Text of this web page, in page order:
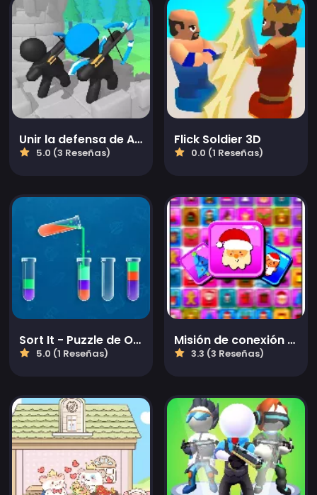
Unir la defensa de Archer
5.0 (3 Reseñas)
Flick Soldier 3D
0.0 (1 Reseñas)
Sort It - Puzzle de Ordenar Agua
5.0 (1 Reseñas)
Misión de conexión congelada
3.3 (3 Reseñas)